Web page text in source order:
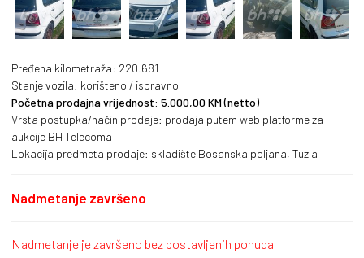
PREVIOUS NEXT
Pređena kilometraža: 220.681
Stanje vozila: korišteno / ispravno
Početna prodajna vrijednost: 5.000,00 KM (netto)
Vrsta postupka/način prodaje: prodaja putem web platforme za
aukcije BH Telecoma
Lokacija predmeta prodaje: skladište Bosanska poljana, Tuzla
Nadmetanje završeno
Nadmetanje je završeno bez postavljenih ponuda